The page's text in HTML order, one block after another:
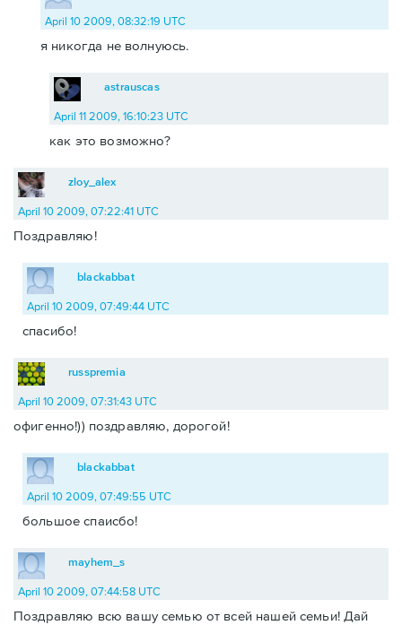
April 10 2009, 08:32:19 UTC
я никогда не волнуюсь.
astrauscas
April 11 2009, 16:10:23 UTC
как это возможно?
zloy_alex
April 10 2009, 07:22:41 UTC
Поздравляю!
blackabbat
April 10 2009, 07:49:44 UTC
спасибо!
russpremia
April 10 2009, 07:31:43 UTC
офигенно!)) поздравляю, дорогой!
blackabbat
April 10 2009, 07:49:55 UTC
большое спаисбо!
mayhem_s
April 10 2009, 07:44:58 UTC
Поздравляю всю вашу семью от всей нашей семьи! Дай